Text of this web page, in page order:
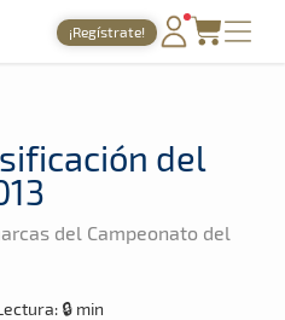
del motor desde 1999
¡Regístrate!
NOTICIAS
AGENDA
del
del Campeonato del
🔒 min